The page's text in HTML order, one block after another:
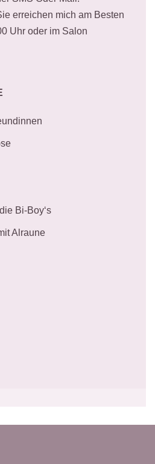
erreichen mich am Besten
Uhr oder im Salon
Bi-Boy‘s
Alraune